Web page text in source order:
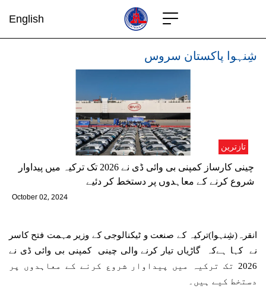
English
شِنہوا پاکستان سروس
چینی کارساز کمپنی بی وائی ڈی نے 2026 تک ترکیہ میں پیداوار
شروع کرنے کے معاہدوں پر دستخط کر دئیے
تازترین
October 02, 2024
انقرہ(شِنہوا)ترکیہ کے صنعت و ٹیکنالوجی کے وزیر مہمت فتح کاسر
نے کہا ہےکہ گاڑیاں تیار کرنے والی چینی کمپنی بی وائی ڈی نے
2026 تک ترکیہ میں پیداوار شروع کرنے کے معاہدوں پر
دستخط کیے ہیں۔